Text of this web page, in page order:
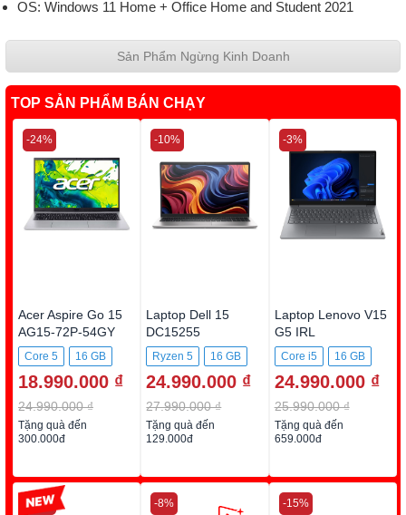
OS: Windows 11 Home + Office Home and Student 2021
Sản Phẩm Ngừng Kinh Doanh
TOP SẢN PHẨM BÁN CHẠY
Acer Aspire Go 15
AG15-72P-54GY
Core 5
16 GB
512GB SSD
18.990.000 ₫
24.990.000 ₫
-24%
Tặng quà đến
300.000đ
Laptop Dell 15
DC15255
DC5R5973W1
Ryzen 5
16 GB
512GB SSD
24.990.000 ₫
27.990.000 ₫
-10%
Tặng quà đến
129.000đ
Laptop Lenovo V15
G5 IRL
83HF00BYVN
Core i5
16 GB
512GB SSD
24.990.000 ₫
25.990.000 ₫
-3%
Tặng quà đến
659.000đ
-22% -8% -15%